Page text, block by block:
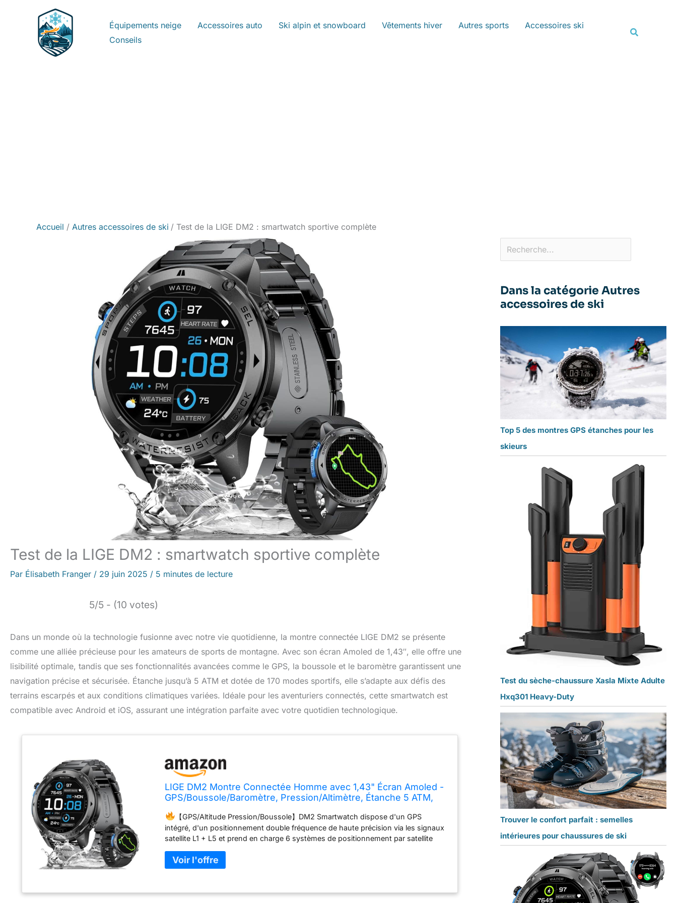
Équipements neige Accessoires auto Ski alpin et snowboard Vêtements hiver Autres sports
Accessoires ski
Conseils
Accueil Autres accessoires de ski Test de la LIGE DM2 : smartwatch sportive complète
Test de la LIGE DM2 : smartwatch sportive complète
Par Élisabeth Franger / 29 juin 2025 / 5 minutes de lecture
5/5 - (10 votes)
Dans un monde où la technologie fusionne avec notre vie quotidienne, la montre connectée LIGE DM2 se présente
comme une alliée précieuse pour les amateurs de sports de montagne. Avec son écran Amoled de 1,43″, elle offre une
lisibilité optimale, tandis que ses fonctionnalités avancées comme le GPS, la boussole et le baromètre garantissent une
navigation précise et sécurisée. Étanche jusqu’à 5 ATM et dotée de 170 modes sportifs, elle s’adapte aux défis des
terrains escarpés et aux conditions climatiques variées. Idéale pour les aventuriers connectés, cette smartwatch est
compatible avec Android et iOS, assurant une intégration parfaite avec votre quotidien technologique.
LIGE DM2 Montre Connectée Homme avec 1,43" Écran Amoled -
GPS/Boussole/Baromètre, Pression/Altimètre, Étanche 5 ATM,
【GPS/Altitude Pression/Boussole】DM2 Smartwatch dispose d'un GPS
intégré, d'un positionnement double fréquence de haute précision via les signaux
satellite L1 + L5 et prend en charge 6 systèmes de positionnement par satellite
précision votre position. Montre Connectée dispose également d'une boussole,
d'un capteur d'altitude et d'un altimètre pour afficher l'altitude et la pression
Verre 9H】LIGE DM2 Montre connectée homme est dotée d'un boîtier en acier
Dans la catégorie Autres
accessoires de ski
Top 5 des montres GPS étanches pour les
skieurs
Test du sèche-chaussure Xasla Mixte Adulte
Hxq301 Heavy-Duty
Trouver le confort parfait : semelles
intérieures pour chaussures de ski